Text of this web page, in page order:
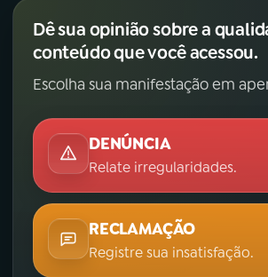
Dê sua opinião sobre a
conteúdo que você acessou.
Escolha sua manifestação em
DENÚNCIA
Relate irregularidades.
RECLAMAÇÃO
Registre sua insatisfação.